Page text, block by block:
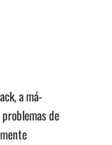
a má-
de